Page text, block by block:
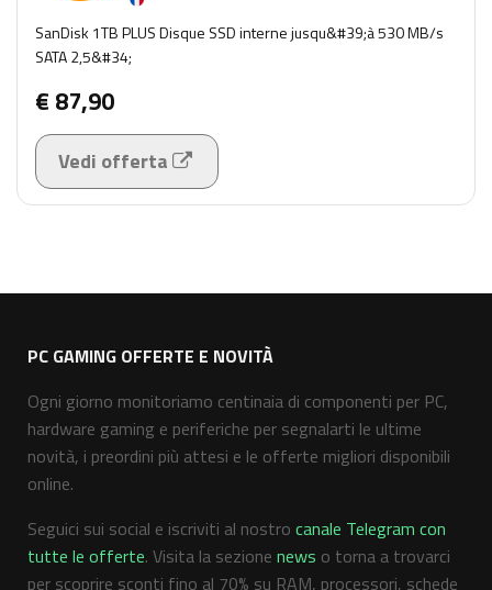
SanDisk 1TB PLUS Disque SSD interne jusqu&#39;à 530 MB/s
SATA 2,5&#34;
€ 87,90
Vedi offerta
PC GAMING OFFERTE E NOVITÀ
Ogni giorno monitoriamo centinaia di componenti per PC,
hardware gaming e periferiche per segnalarti le ultime
novità, i preordini più attesi e le offerte migliori disponibili
online.
Seguici sui social e iscriviti al nostro canale Telegram con
tutte le offerte. Visita la sezione news o torna a trovarci
per scoprire sconti fino al 70% su RAM, processori, schede